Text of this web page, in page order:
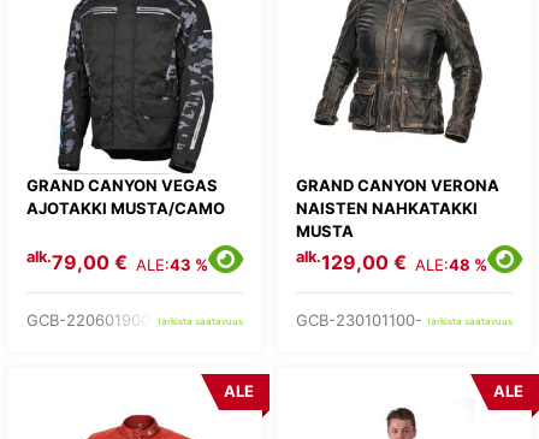
GRAND CANYON VEGAS
AJOTAKKI MUSTA/CAMO
alk.79,00 € ALE:43 %
GCB-220601900- tarkista saatavuus
GRAND CANYON VERONA
NAISTEN NAHKATAKKI
MUSTA
alk.129,00 € ALE:48 %
GCB-230101100- tarkista saatavuus
ALE ALE